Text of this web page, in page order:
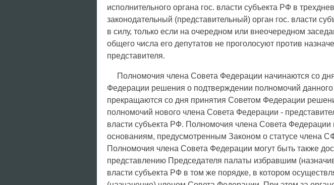
исполнительного органа гос. власти субъекта РФ в
законодательный (представительный) орган гос. власти
в силу, только если на очередном или внеочередном
общего числа его депутатов не проголосуют против
представителя.
Полномочия члена Совета Федерации начинаются со
Федерации решения о подтверждении полномочий
прекращаются со дня принятия Советом Федерации
полномочий нового члена Совета Федерации -
власти субъекта РФ. Полномочия члена Совета
основаниям, предусмотренным Законом о статусе члена
Полномочия члена Совета Федерации могут быть также
представлению Председателя палаты избравшим
власти субъекта РФ в том же порядке, в котором